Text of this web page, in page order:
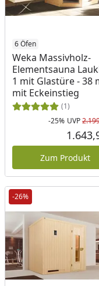
6 Öfen
Weka Massivholz-
Elementsauna
1 mit Glastüre - 38
mit Eckeinstieg
(1)
-25% UVP
Zum Produkt
-26%